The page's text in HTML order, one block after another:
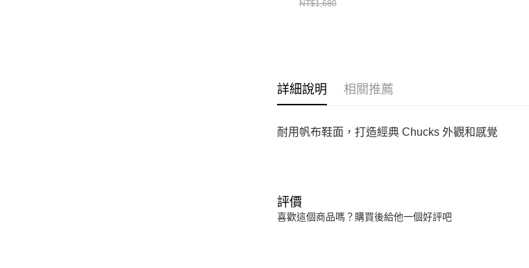
NT$1,680
詳細說明 相關推薦
耐用帆布鞋面，打造經典 Chucks 外觀和感覺
評價
喜歡這個商品嗎？購買後給他一個好評吧